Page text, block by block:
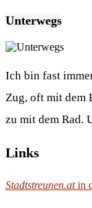
Unterwegs
Ich bin fast
Zug, oft mit dem
zu mit dem Rad.
Links
Stadtstreunen.atin